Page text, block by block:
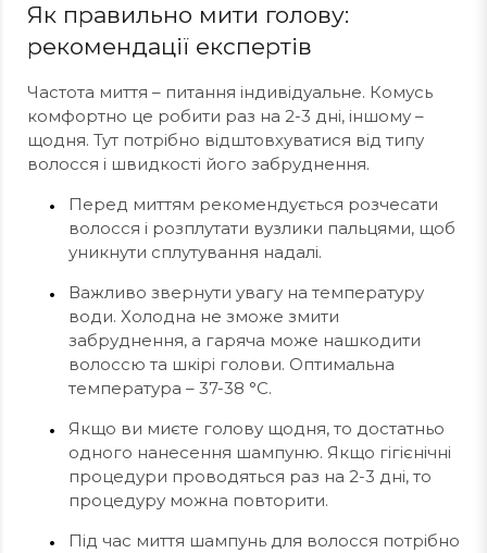
Як правильно мити голову:
рекомендації експертів
Частота миття – питання індивідуальне. Комусь
комфортно це робити раз на 2-3 дні, іншому –
щодня. Тут потрібно відштовхуватися від типу
волосся і швидкості його забруднення.
Перед миттям рекомендується розчесати
волосся і розплутати вузлики пальцями, щоб
уникнути сплутування надалі.
Важливо звернути увагу на температуру
води. Холодна не зможе змити
забруднення, а гаряча може нашкодити
волоссю та шкірі голови. Оптимальна
температура – 37-38 °C.
Якщо ви миєте голову щодня, то достатньо
одного нанесення шампуню. Якщо гігієнічні
процедури проводяться раз на 2-3 дні, то
процедуру можна повторити.
Під час миття шампунь для волосся потрібно